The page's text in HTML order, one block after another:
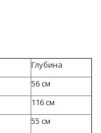
Глубина
56 см
116 см
55 см